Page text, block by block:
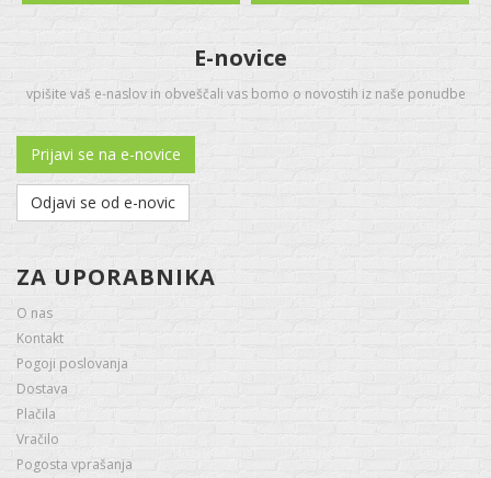
E-novice
vpišite vaš e-naslov in obveščali vas bomo o novostih iz naše ponudbe
Prijavi se na e-novice
Odjavi se od e-novic
ZA UPORABNIKA
O nas
Kontakt
Pogoji poslovanja
Dostava
Plačila
Vračilo
Pogosta vprašanja